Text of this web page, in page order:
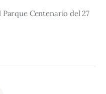
Parque Centenario del 27